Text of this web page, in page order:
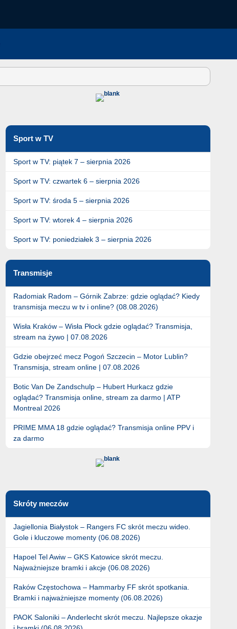
Sport w TV
Sport w TV: piątek 7 – sierpnia 2026
Sport w TV: czwartek 6 – sierpnia 2026
Sport w TV: środa 5 – sierpnia 2026
Sport w TV: wtorek 4 – sierpnia 2026
Sport w TV: poniedziałek 3 – sierpnia 2026
Transmisje
Radomiak Radom – Górnik Zabrze: gdzie oglądać? Kiedy
transmisja meczu w tv i online? (08.08.2026)
Wisła Kraków – Wisła Płock gdzie oglądać? Transmisja,
stream na żywo | 07.08.2026
Gdzie obejrzeć mecz Pogoń Szczecin – Motor Lublin?
Transmisja, stream online | 07.08.2026
Botic Van De Zandschulp – Hubert Hurkacz gdzie
oglądać? Transmisja online, stream za darmo | ATP
Montreal 2026
PRIME MMA 18 gdzie oglądać? Transmisja online PPV i
za darmo
Skróty meczów
Jagiellonia Białystok – Rangers FC skrót meczu wideo.
Gole i kluczowe momenty (06.08.2026)
Hapoel Tel Awiw – GKS Katowice skrót meczu.
Najważniejsze bramki i akcje (06.08.2026)
Raków Częstochowa – Hammarby FF skrót spotkania.
Bramki i najważniejsze momenty (06.08.2026)
PAOK Saloniki – Anderlecht skrót meczu. Najlepsze okazje